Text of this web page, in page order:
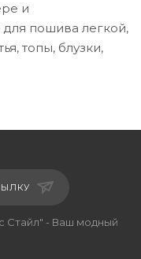
и
для пошива легкой,
топы, блузки,
Стайл" - Ваш модный